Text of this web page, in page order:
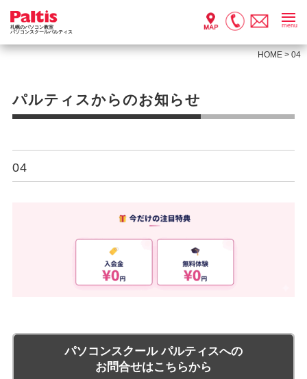
札幌のパソコン教室
パソコンスクールパルティス
menu
HOME >04
パルティスからのお知らせ
04
パソコンスクール パルティスへの
お問合せはこちらから